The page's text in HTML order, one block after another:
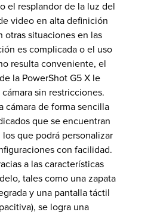
el resplandor de la luz del
video en alta definición
otras situaciones en las
es complicada o el uso
resulta conveniente, el
la PowerShot G5 X le
sin restricciones.
cámara de forma sencilla
que se encuentran
los que podrá personalizar
con facilidad.
a las características
tales como una zapata
y una pantalla táctil
se logra una